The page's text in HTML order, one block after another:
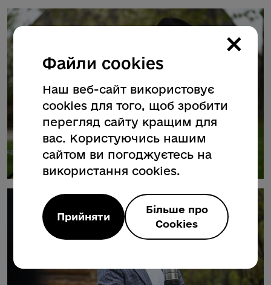
×
Файли cookies
Наш веб-сайт використовує
cookies для того, щоб зробити
перегляд сайту кращим для
вас. Користуючись нашим
сайтом ви погоджуєтесь на
використання cookies.
Прийняти
Більше про
Cookies